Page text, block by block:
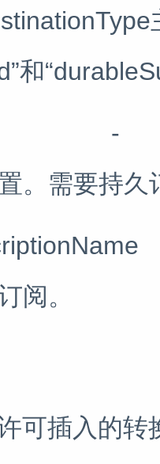
和
JMS
。需要持久
阅。
插入的转